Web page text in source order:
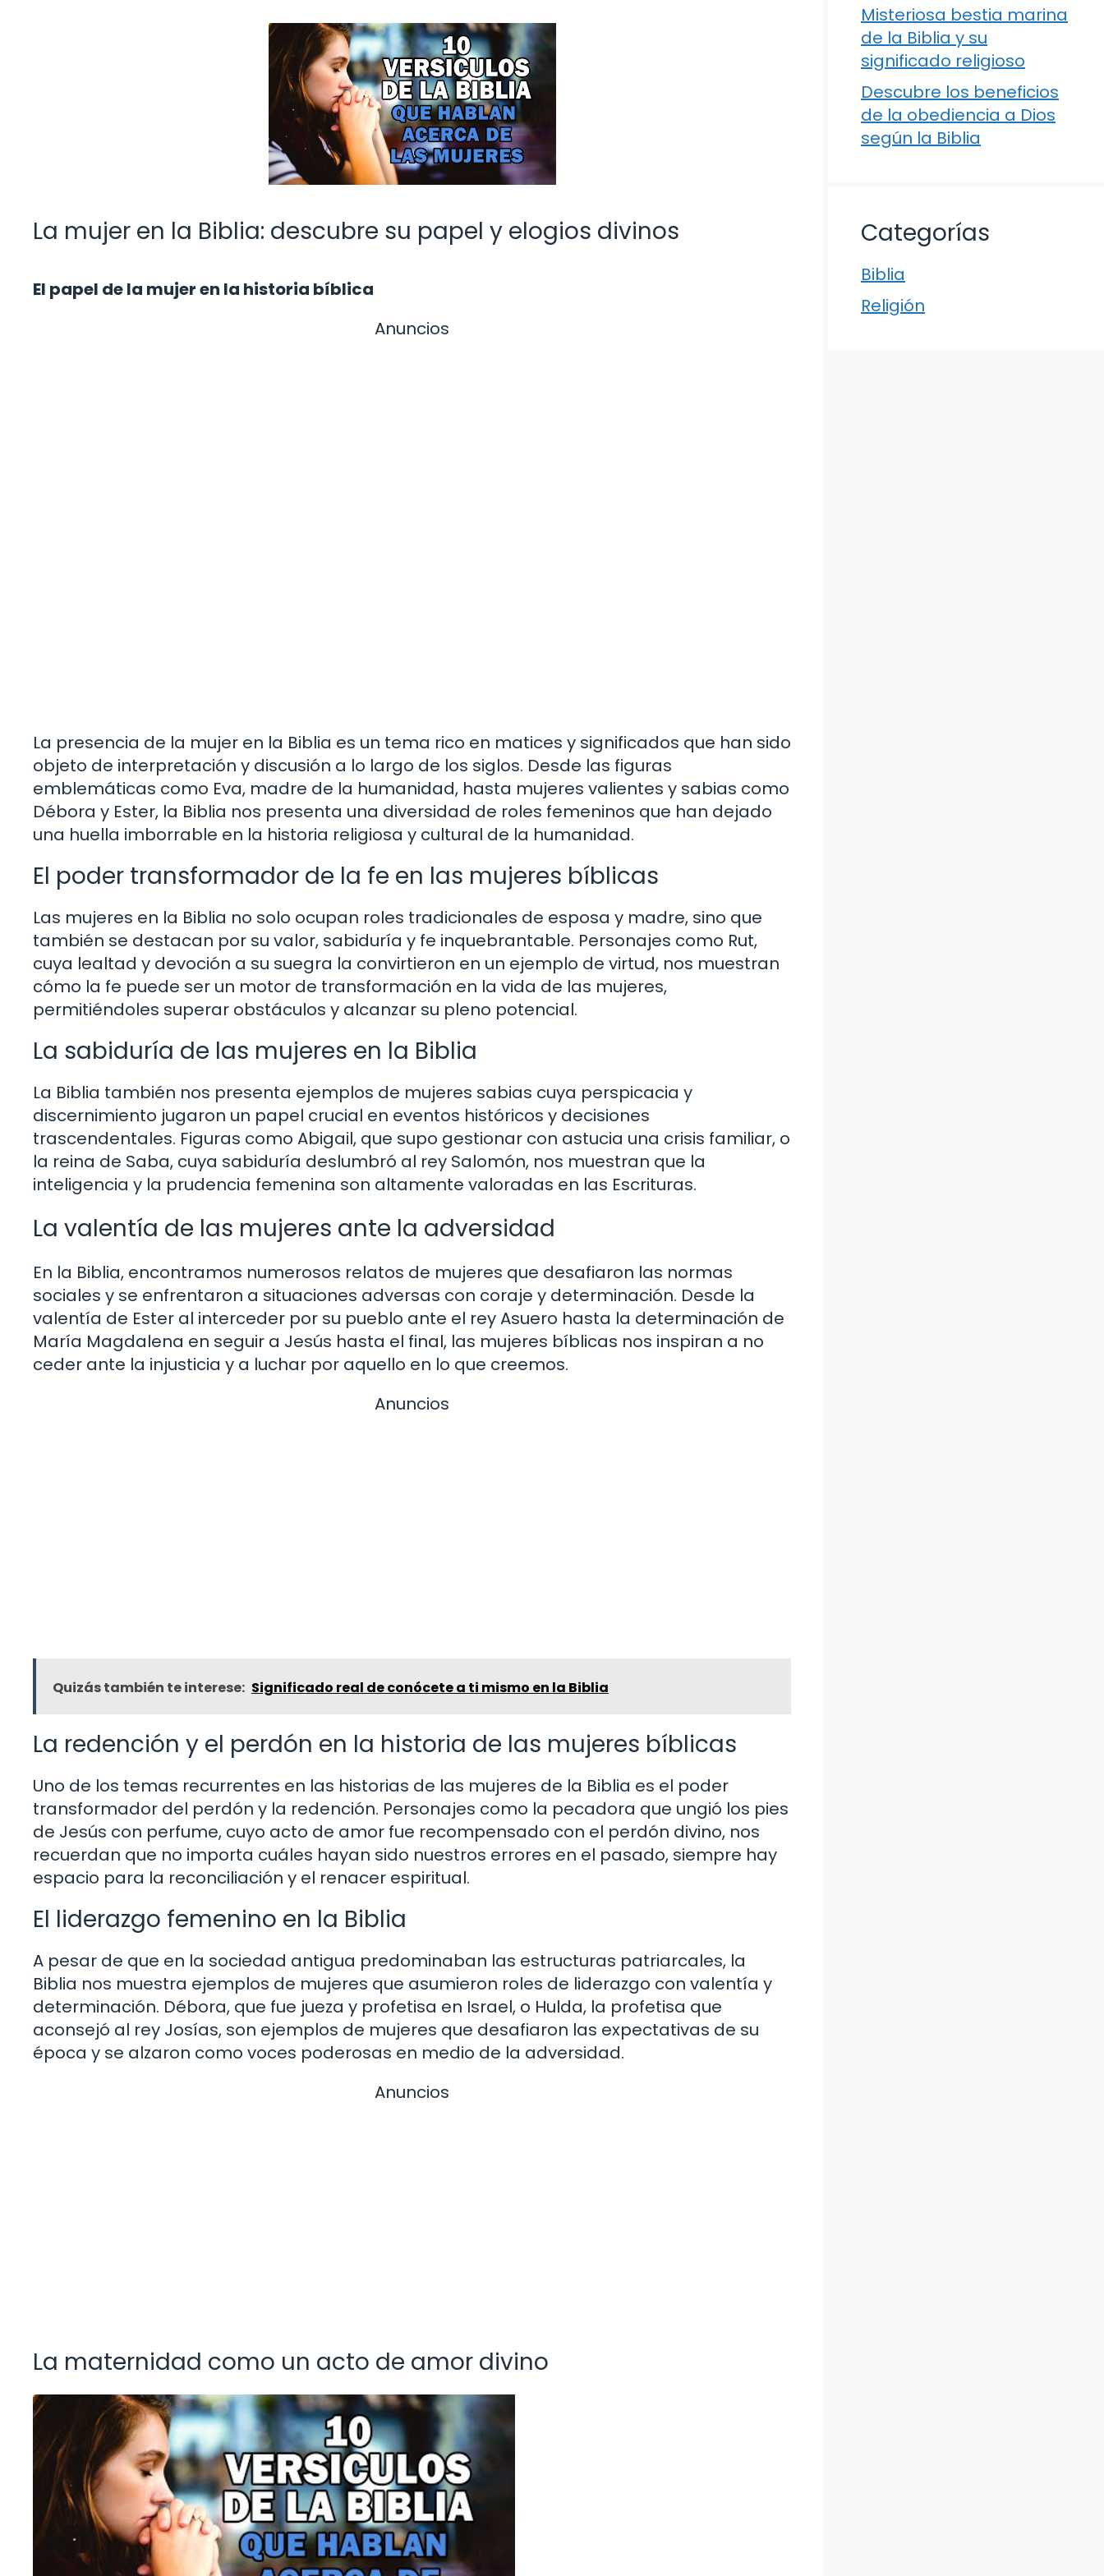
La mujer en la Biblia: descubre su papel y elogios divinos
El papel de la mujer en la historia bíblica
Anuncios
La presencia de la mujer en la Biblia es un tema rico en matices y significados que han sido
objeto de interpretación y discusión a lo largo de los siglos. Desde las figuras
emblemáticas como Eva, madre de la humanidad, hasta mujeres valientes y sabias como
Débora y Ester, la Biblia nos presenta una diversidad de roles femeninos que han dejado
una huella imborrable en la historia religiosa y cultural de la humanidad.
El poder transformador de la fe en las mujeres bíblicas
Las mujeres en la Biblia no solo ocupan roles tradicionales de esposa y madre, sino que
también se destacan por su valor, sabiduría y fe inquebrantable. Personajes como Rut,
cuya lealtad y devoción a su suegra la convirtieron en un ejemplo de virtud, nos muestran
cómo la fe puede ser un motor de transformación en la vida de las mujeres,
permitiéndoles superar obstáculos y alcanzar su pleno potencial.
La sabiduría de las mujeres en la Biblia
La Biblia también nos presenta ejemplos de mujeres sabias cuya perspicacia y
discernimiento jugaron un papel crucial en eventos históricos y decisiones
trascendentales. Figuras como Abigail, que supo gestionar con astucia una crisis familiar, o
la reina de Saba, cuya sabiduría deslumbró al rey Salomón, nos muestran que la
inteligencia y la prudencia femenina son altamente valoradas en las Escrituras.
La valentía de las mujeres ante la adversidad
En la Biblia, encontramos numerosos relatos de mujeres que desafiaron las normas
sociales y se enfrentaron a situaciones adversas con coraje y determinación. Desde la
valentía de Ester al interceder por su pueblo ante el rey Asuero hasta la determinación de
María Magdalena en seguir a Jesús hasta el final, las mujeres bíblicas nos inspiran a no
ceder ante la injusticia y a luchar por aquello en lo que creemos.
Anuncios
Quizás también te interese: Significado real de conócete a ti mismo en la Biblia
La redención y el perdón en la historia de las mujeres bíblicas
Uno de los temas recurrentes en las historias de las mujeres de la Biblia es el poder
transformador del perdón y la redención. Personajes como la pecadora que ungió los pies
de Jesús con perfume, cuyo acto de amor fue recompensado con el perdón divino, nos
recuerdan que no importa cuáles hayan sido nuestros errores en el pasado, siempre hay
espacio para la reconciliación y el renacer espiritual.
El liderazgo femenino en la Biblia
A pesar de que en la sociedad antigua predominaban las estructuras patriarcales, la
Biblia nos muestra ejemplos de mujeres que asumieron roles de liderazgo con valentía y
determinación. Débora, que fue jueza y profetisa en Israel, o Hulda, la profetisa que
aconsejó al rey Josías, son ejemplos de mujeres que desafiaron las expectativas de su
época y se alzaron como voces poderosas en medio de la adversidad.
Anuncios
La maternidad como un acto de amor divino
Misteriosa bestia marina
de la Biblia y su
significado religioso
Descubre los beneficios
de la obediencia a Dios
según la Biblia
Categorías
Biblia
Religión